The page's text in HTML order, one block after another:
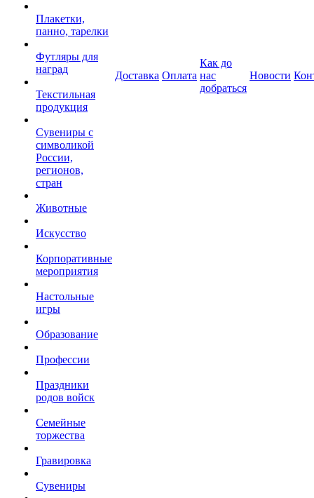
Плакетки,
панно, тарелки
Футляры для
наград
Текстильная
продукция
Сувениры с
символикой
России,
регионов,
стран
Животные
Искусство
Корпоративные
мероприятия
Настольные
игры
Образование
Профессии
Праздники
родов войск
Семейные
торжества
Гравировка
Сувениры
Доставка Оплата
Как до
нас
добраться
Новости